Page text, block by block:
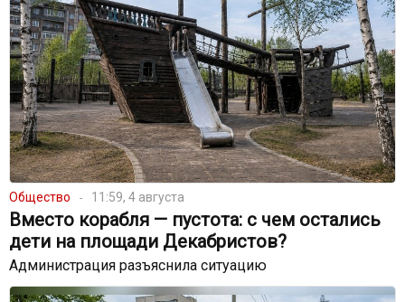
Общество 11:59, 4 августа
Вместо корабля — пустота: с чем остались
дети на площади Декабристов?
Администрация разъяснила ситуацию